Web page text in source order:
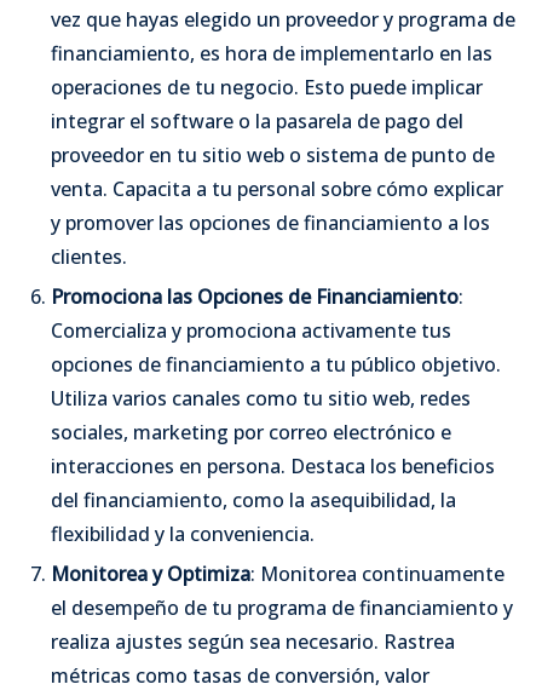
vez que hayas elegido un proveedor y programa de
financiamiento, es hora de implementarlo en las
operaciones de tu negocio. Esto puede implicar
integrar el software o la pasarela de pago del
proveedor en tu sitio web o sistema de punto de
venta. Capacita a tu personal sobre cómo explicar
y promover las opciones de financiamiento a los
clientes.
Promociona las Opciones de Financiamiento:
Comercializa y promociona activamente tus
opciones de financiamiento a tu público objetivo.
Utiliza varios canales como tu sitio web, redes
sociales, marketing por correo electrónico e
interacciones en persona. Destaca los beneficios
del financiamiento, como la asequibilidad, la
flexibilidad y la conveniencia.
Monitorea y Optimiza: Monitorea continuamente
el desempeño de tu programa de financiamiento y
realiza ajustes según sea necesario. Rastrea
métricas como tasas de conversión, valor